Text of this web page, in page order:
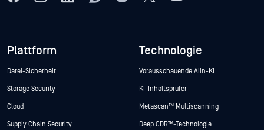
Plattform
Datei-Sicherheit
Storage Security
Cloud
Supply Chain Security
Technologie
Vorausschauende Alin-KI
KI-Inhaltsprüfer
Metascan™ Multiscanning
Deep CDR™-Technologie